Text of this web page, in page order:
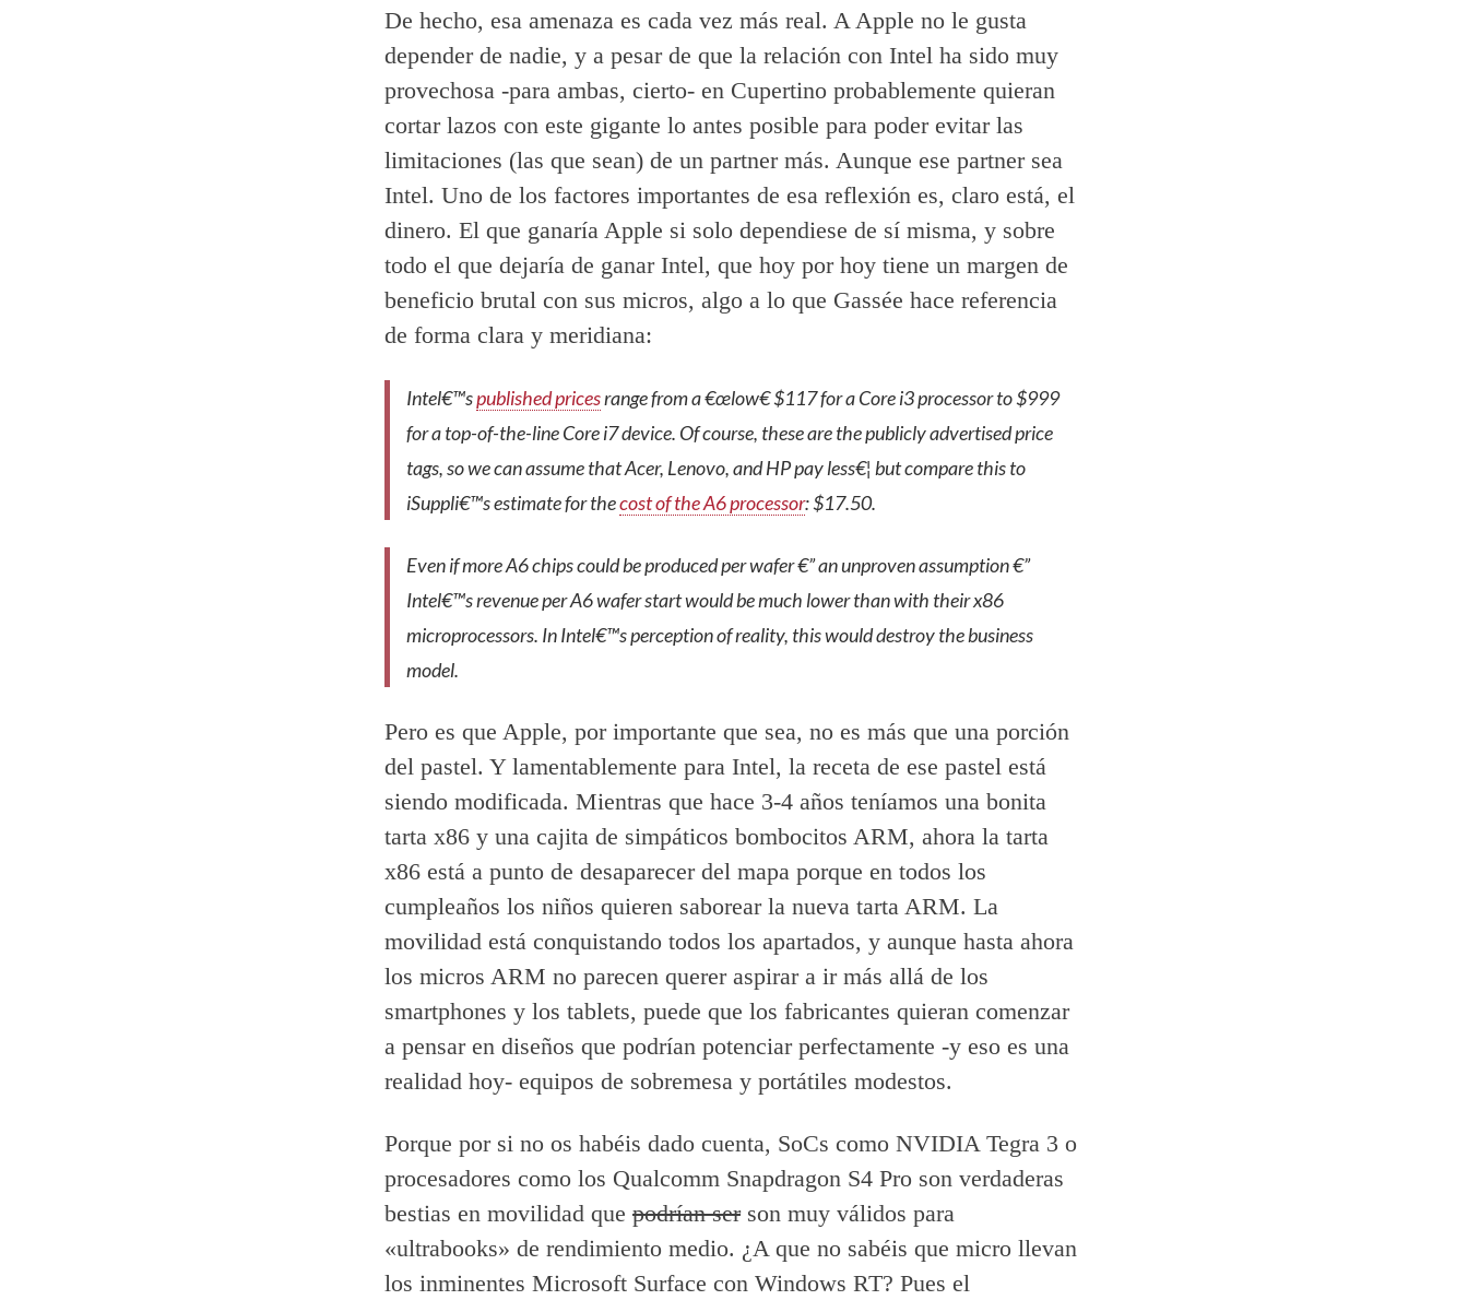
De hecho, esa amenaza es cada vez más real. A Apple no le gusta
depender de nadie, y a pesar de que la relación con Intel ha sido muy
provechosa -para ambas, cierto- en Cupertino probablemente quieran
cortar lazos con este gigante lo antes posible para poder evitar las
limitaciones (las que sean) de un partner más. Aunque ese partner sea
Intel. Uno de los factores importantes de esa reflexión es, claro está, el
dinero. El que ganaría Apple si solo dependiese de sí misma, y sobre
todo el que dejaría de ganar Intel, que hoy por hoy tiene un margen de
beneficio brutal con sus micros, algo a lo que Gassée hace referencia
de forma clara y meridiana:
Intel€™spublished pricesrange from a €œlow€ $117 for a Core i3 processor to $999
for a top-of-the-line Core i7 device. Of course, these are the publicly advertised price
tags, so we can assume that Acer, Lenovo, and HP pay less€¦ but compare this to
iSuppli€™s estimate for thecost of the A6 processor: $17.50.
Even if more A6 chips could be produced per wafer €” an unproven assumption €”
Intel€™s revenue per A6 wafer start would be much lower than with their x86
microprocessors. In Intel€™s perception of reality, this would destroy the business
model.
Pero es que Apple, por importante que sea, no es más que una porción
del pastel. Y lamentablemente para Intel, la receta de ese pastel está
siendo modificada. Mientras que hace 3-4 años teníamos una bonita
tarta x86 y una cajita de simpáticos bombocitos ARM, ahora la tarta
x86 está a punto de desaparecer del mapa porque en todos los
cumpleaños los niños quieren saborear la nueva tarta ARM. La
movilidad está conquistando todos los apartados, y aunque hasta ahora
los micros ARM no parecen querer aspirar a ir más allá de los
smartphones y los tablets, puede que los fabricantes quieran comenzar
a pensar en diseños que podrían potenciar perfectamente -y eso es una
realidad hoy- equipos de sobremesa y portátiles modestos.
Porque por si no os habéis dado cuenta, SoCs como NVIDIA Tegra 3 o
procesadores como los Qualcomm Snapdragon S4 Pro son verdaderas
bestias en movilidad que podrían serson muy válidos para
«ultrabooks» de rendimiento medio. ¿A que no sabéis que micro llevan
los inminentes Microsoft Surface con Windows RT? Pues el